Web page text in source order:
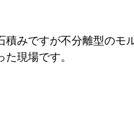
積みですが不分離型のモ
現場です。